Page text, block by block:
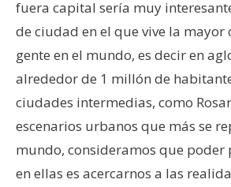
fuera capital sería muy
de ciudad en el que vive la mayor
gente en el mundo, es decir en
alrededor de 1 millón de
ciudades intermedias, como
escenarios urbanos que más se
mundo, consideramos que poder
en ellas es acercarnos a las